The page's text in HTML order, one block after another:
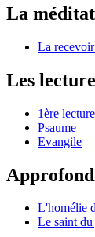
La
La
Les
1ère lecture
Psaume
Evangile
L'homélie
Le saint